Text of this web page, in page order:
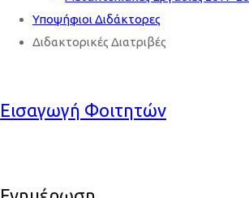
Υποψήφιοι Διδάκτορες
Διδακτορικές Διατριβές
Εισαγωγή Φοιτητών